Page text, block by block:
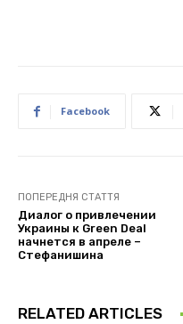
Facebook
ПОПЕРЕДНЯ СТАТТЯ
Диалог о привлечении
Украины к Green Deal
начнется в апреле –
Стефанишина
RELATED ARTICLES